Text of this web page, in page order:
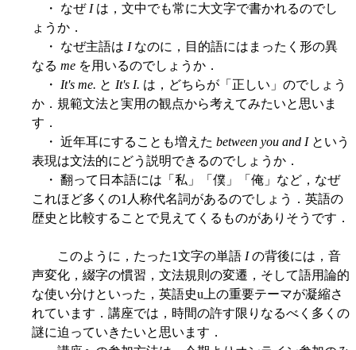
・ なぜ Iは，文中でも常に大文字で書かれるのでし
ょうか．
・ なぜ主語は Iなのに，目的語にはまったく形の異
なる me を用いるのでしょうか．
・ It's me. と It's I. は，どちらが「正しい」のでしょう
か．規範文法と実用の観点から考えてみたいと思いま
す．
・ 近年耳にすることも増えた between you and Iという
表現は文法的にどう説明できるのでしょうか．
・ 翻って日本語には「私」「僕」「俺」など，なぜ
これほど多くの1人称代名詞があるのでしょう．英語の
歴史と比較することで見えてくるものがありそうです．
このように，たった1文字の単語 Iの背後には，音
声変化，綴字の慣習，文法規則の変遷，そして語用論的
な使い分けといった，英語史u上の重要テーマが凝縮さ
れています．講座では，時間の許す限りなるべく多くの
謎に迫っていきたいと思います．